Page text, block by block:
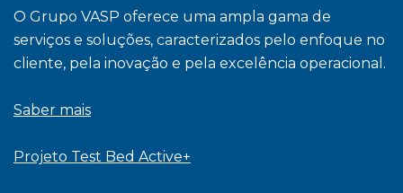
O Grupo VASP oferece uma ampla gama de
serviços e soluções, caracterizados pelo enfoque no
cliente, pela inovação e pela excelência operacional.
Saber mais
Projeto Test Bed Active+